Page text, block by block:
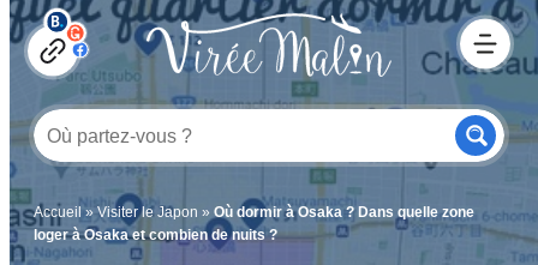
Accueil » Visiter le Japon » Où dormir à Osaka ? Dans quelle zone
loger à Osaka et combien de nuits ?